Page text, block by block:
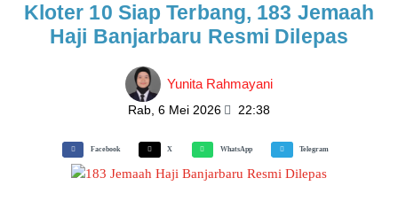
Kloter 10 Siap Terbang, 183 Jemaah
Haji Banjarbaru Resmi Dilepas
Yunita Rahmayani
Rab, 6 Mei 2026 22:38
Facebook X WhatsApp Telegram